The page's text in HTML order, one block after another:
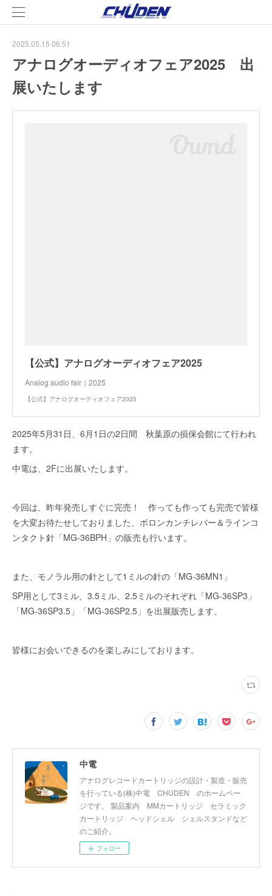
2025.05.15 06:51
アナログオーディオフェア2025 出
展いたします
【公式】アナログオーディオフェア2025
Analog audio fair｜2025
【公式】アナログオーディオフェア2025
2025年5月31日、6月1日の2日間 秋葉原の損保会館にて行われ
ます。
中電は、2Fに出展いたします。
今回は、昨年発売しすぐに完売！ 作っても作っても完売で皆様
を大変お待たせしておりました、ボロンカンチレバー＆ラインコ
ンタクト針「MG-36BPH」の販売も行います。
また、モノラル用の針として1ミルの針の「MG-36MN1」
SP用として3ミル、3.5ミル、2.5ミルのそれぞれ「MG-36SP3」
「MG-36SP3.5」「MG-36SP2.5」を出展販売します。
皆様にお会いできるのを楽しみにしております。
中電
アナログレコードカートリッジの設計・製造・販売
を行っている(株)中電 CHUDEN のホームペー
ジです。 製品案内 MMカートリッジ セラミック
カートリッジ ヘッドシェル シェルスタンドなど
のご紹介。
フォロー